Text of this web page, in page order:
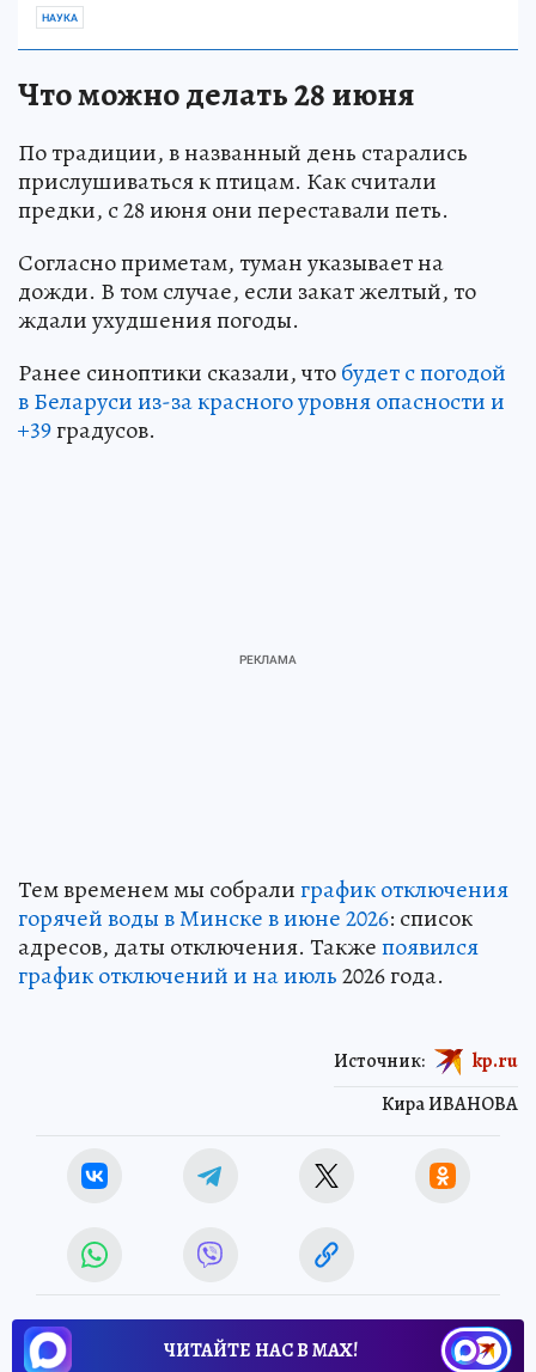
НАУКА
Что можно делать 28 июня
По традиции, в названный день старались
прислушиваться к птицам. Как считали
предки, с 28 июня они переставали петь.
Согласно приметам, туман указывает на
дожди. В том случае, если закат желтый, то
ждали ухудшения погоды.
Ранее синоптики сказали, чтобудет с погодой
в Беларуси из-за красного уровня опасности и
+39градусов.
Тем временем мы собралиграфик отключения
горячей воды в Минске в июне 2026: список
адресов, даты отключения. Такжепоявился
график отключений и на июль2026 года.
Кира ИВАНОВА
Источник: kp.ru
ЧИТАЙТЕ НАС В МАХ!